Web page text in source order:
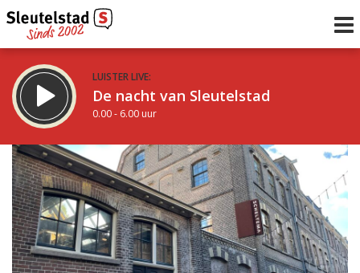
LUISTER LIVE:
De nacht van Sleutelstad
0.00 - 6.00 uur
STRAKS:
De ochtend van Sleutelstad
6.00 - 12.00 uur
Vorig uur
uur 1 van 0 Volgend uur
Inklappen